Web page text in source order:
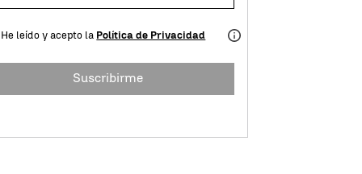
He leído y acepto la Política de Privacidad
Suscribirme